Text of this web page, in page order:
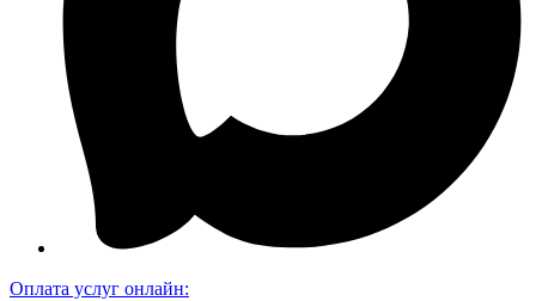
Оплата услуг онлайн: